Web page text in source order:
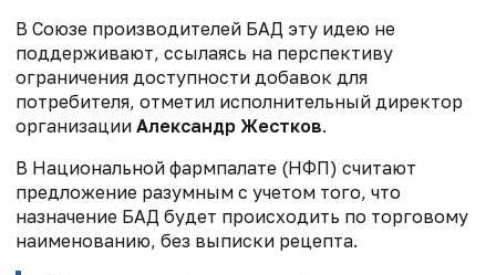
В Союзе производителей БАД эту идею не
поддерживают, ссылаясь на перспективу
ограничения доступности добавок для
потребителя, отметил исполнительный директор
организации Александр Жестков.
В Национальной фармпалате (НФП) считают
предложение разумным с учетом того, что
назначение БАД будет происходить по торговому
наименованию, без выписки рецепта.